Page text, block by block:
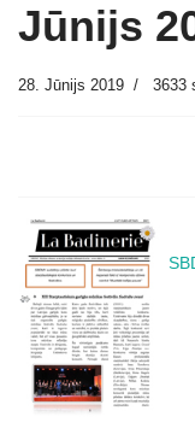
Jūnijs
28. Jūnijs 2019 3633